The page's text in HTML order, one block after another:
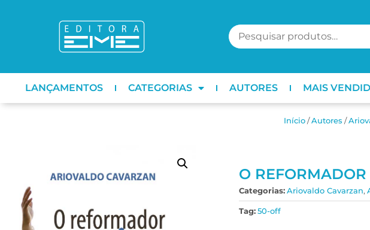
LANÇAMENTOS CATEGORIAS AUTORES MAIS
Início/ㅤAutores /
O
Categorias:Ariovaldo Cavarzan,
Tag:50-off